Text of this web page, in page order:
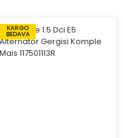
KARGO
BEDAVA